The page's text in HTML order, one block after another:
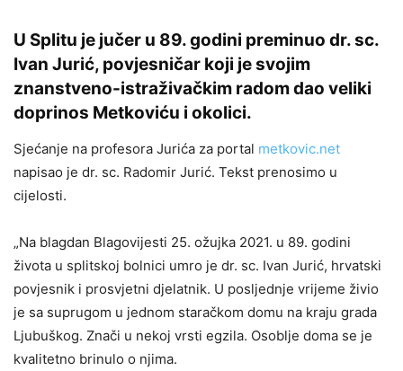
U Splitu je jučer u 89. godini preminuo dr. sc.
Ivan Jurić, povjesničar koji je svojim
znanstveno-istraživačkim radom dao veliki
doprinos Metkoviću i okolici.
Sjećanje na profesora Jurića za portal metkovic.net
napisao je dr. sc. Radomir Jurić. Tekst prenosimo u
cijelosti.
„Na blagdan Blagovijesti 25. ožujka 2021. u 89. godini
života u splitskoj bolnici umro je dr. sc. Ivan Jurić, hrvatski
povjesnik i prosvjetni djelatnik. U posljednje vrijeme živio
je sa suprugom u jednom staračkom domu na kraju grada
Ljubuškog. Znači u nekoj vrsti egzila. Osoblje doma se je
kvalitetno brinulo o njima.